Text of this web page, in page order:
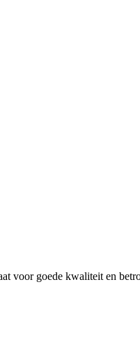
goede kwaliteit en